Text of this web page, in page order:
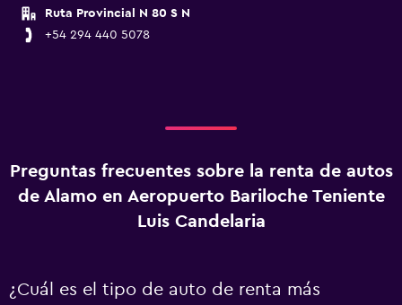
Ruta Provincial N 80 S N
+54 294 440 5078
Preguntas frecuentes sobre la renta de autos
de Alamo en Aeropuerto Bariloche Teniente
Luis Candelaria
¿Cuál es el tipo de auto de renta más